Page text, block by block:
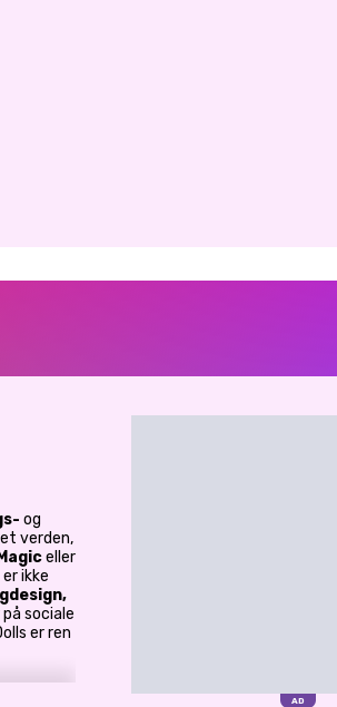
og
verden,
Magiceller
ikke
sociale
er ren